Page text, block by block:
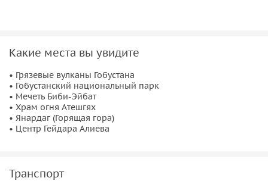
Какие места вы увидите
• Грязевые вулканы Гобустана
• Гобустанский национальный парк
• Мечеть Биби-Эйбат
• Храм огня Атешгях
• Янардаг (Горящая гора)
• Центр Гейдара Алиева
Транспорт